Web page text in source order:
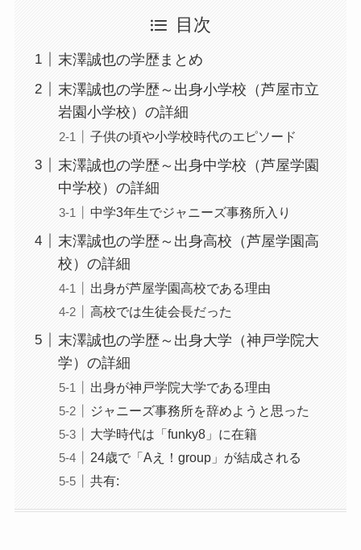
目次
末澤誠也の学歴まとめ
末澤誠也の学歴～出身小学校（芦屋市立
岩園小学校）の詳細
子供の頃や小学校時代のエピソード
末澤誠也の学歴～出身中学校（芦屋学園
中学校）の詳細
中学3年生でジャニーズ事務所入り
末澤誠也の学歴～出身高校（芦屋学園高
校）の詳細
出身が芦屋学園高校である理由
高校では生徒会長だった
末澤誠也の学歴～出身大学（神戸学院大
学）の詳細
出身が神戸学院大学である理由
ジャニーズ事務所を辞めようと思った
大学時代は「funky8」に在籍
24歳で「Aえ！group」が結成される
共有: